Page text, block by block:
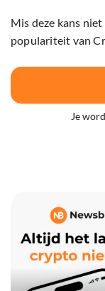
Mis deze kans
populariteit van
Je